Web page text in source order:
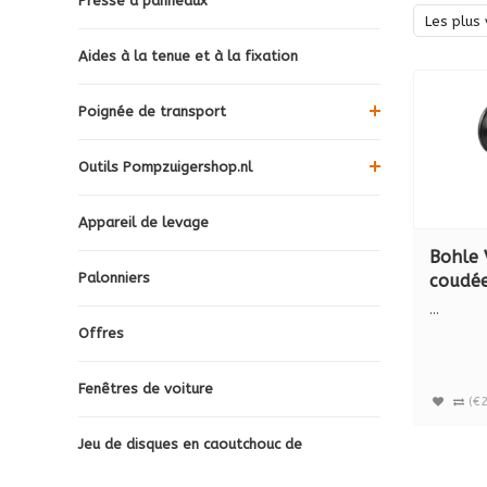
Aides à la tenue et à la fixation
Poignée de transport
Outils Pompzuigershop.nl
Appareil de levage
Palonniers
Offres
Fenêtres de voiture
Jeu de disques en caoutchouc de
Les plus
Bohle
...